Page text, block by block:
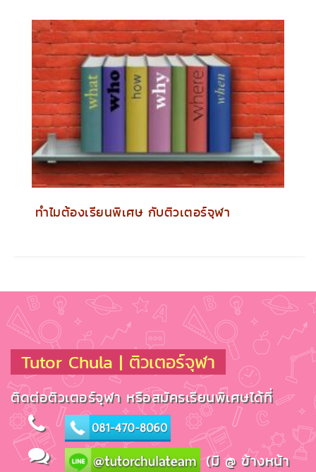
ทำไมต้องเรียนพิเศษ กับติวเตอร์จุฬา
Tutor Chula | ติวเตอร์จุฬา
ติดต่อติวเตอร์จุฬา หรือสมัครเรียนพิเศษได้ที่
(มี @ ข้างหน้า